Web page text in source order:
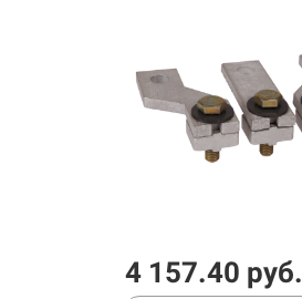
4 157.40 руб.